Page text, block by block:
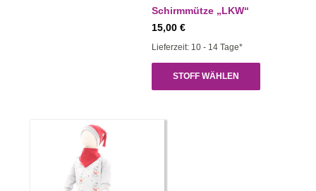
Schirmmütze „LKW“
15,00€
Lieferzeit: 10 - 14 Tage*
STOFF WÄHLEN